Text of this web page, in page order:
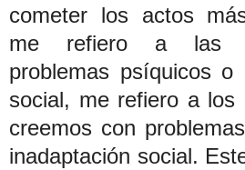
cometer los actos
me refiero a las
problemas psíquicos o
social, me refiero a los
creemos con
inadaptación social.